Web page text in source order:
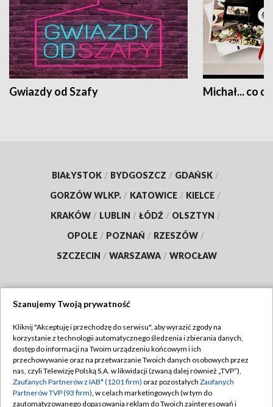
Gwiazdy od Szafy Michał... co
BIAŁYSTOK / BYDGOSZCZ / GDAŃSK /
GORZÓW WLKP. / KATOWICE / KIELCE /
KRAKÓW / LUBLIN / ŁÓDŹ / OLSZTYN /
OPOLE / POZNAŃ / RZESZÓW /
SZCZECIN / WARSZAWA / WROCŁAW
TVP
Abonament TVP
Emisja w TVP
Centrum informacji TVP
Regulamin TVP
Polityka prywatności
Moje zgody
Szanujemy Twoją prywatność
Kliknij "Akceptuję i przechodzę do serwisu", aby wyrazić zgody na
korzystanie z technologii automatycznego śledzenia i zbierania danych,
dostęp do informacji na Twoim urządzeniu końcowym i ich
przechowywanie oraz na przetwarzanie Twoich danych osobowych przez
nas, czyli Telewizję Polską S.A. w likwidacji (zwaną dalej również „TVP”),
Zaufanych Partnerów z IAB* (1201 firm) oraz pozostałych Zaufanych
Partnerów TVP (93 firm), w celach marketingowych (w tym do
zautomatyzowanego dopasowania reklam do Twoich zainteresowań i